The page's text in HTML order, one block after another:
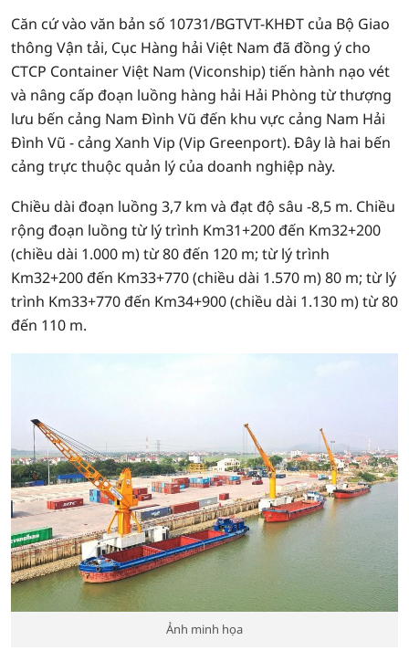
Căn cứ vào văn bản số 10731/BGTVT-KHĐT của Bộ Giao
thông Vận tải, Cục Hàng hải Việt Nam đã đồng ý cho
CTCP Container Việt Nam (Viconship) tiến hành nạo vét
và nâng cấp đoạn luồng hàng hải Hải Phòng từ thượng
lưu bến cảng Nam Đình Vũ đến khu vực cảng Nam Hải
Đình Vũ - cảng Xanh Vip (Vip Greenport). Đây là hai bến
cảng trực thuộc quản lý của doanh nghiệp này.
Chiều dài đoạn luồng 3,7 km và đạt độ sâu -8,5 m. Chiều
rộng đoạn luồng từ lý trình Km31+200 đến Km32+200
(chiều dài 1.000 m) từ 80 đến 120 m; từ lý trình
Km32+200 đến Km33+770 (chiều dài 1.570 m) 80 m; từ lý
trình Km33+770 đến Km34+900 (chiều dài 1.130 m) từ 80
đến 110 m.
Ảnh minh họa